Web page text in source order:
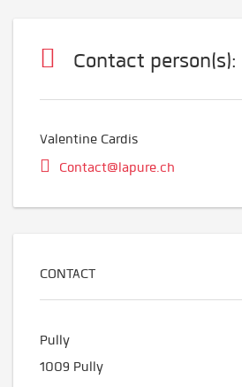
Contact person(s):
Valentine Cardis
Contact@lapure.ch
CONTACT
Pully
1009 Pully